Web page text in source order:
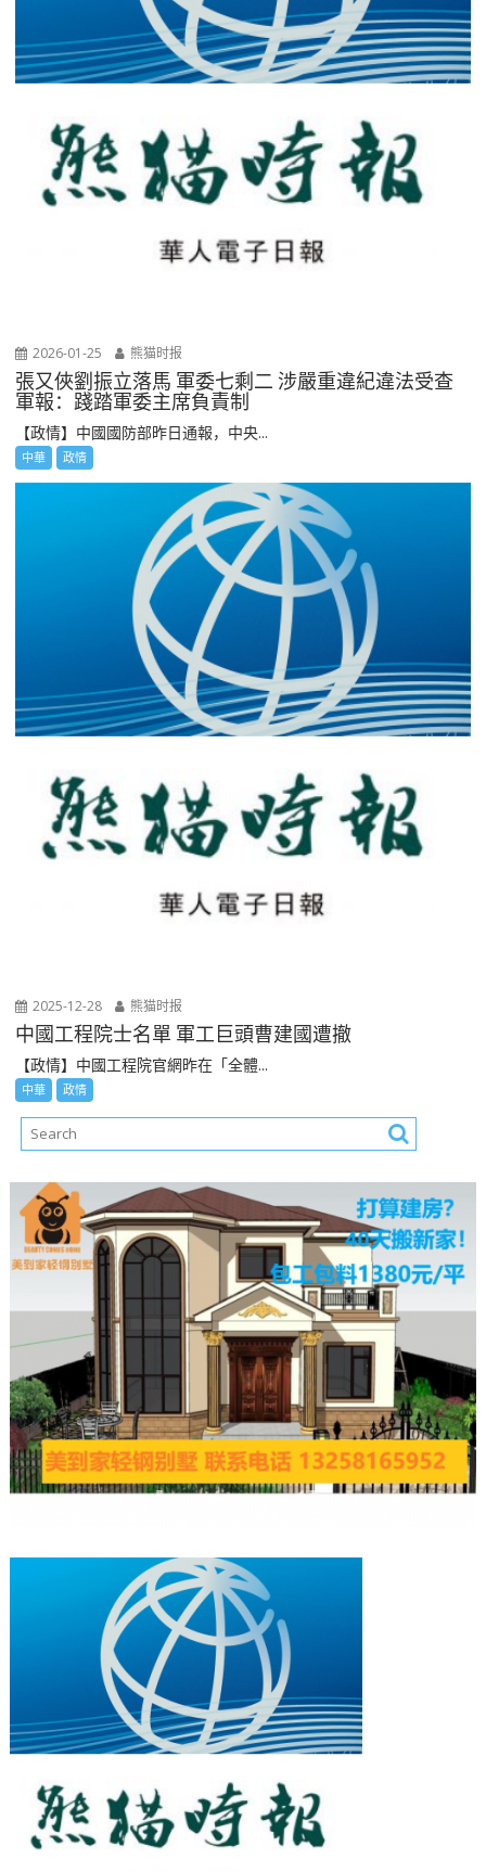
2026-01-25 熊猫时报
張又俠劉振立落馬 軍委七剩二 涉嚴重違紀違法受查
軍報：踐踏軍委主席負責制
【政情】中國國防部昨日通報，中央...
中華 政情
2025-12-28 熊猫时报
中國工程院士名單 軍工巨頭曹建國遭撤
【政情】中國工程院官網昨在「全體...
中華 政情